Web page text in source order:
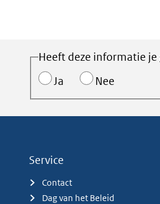
Heeft deze informatie je
Ja
Nee
Service
Contact
Dag van het Beleid